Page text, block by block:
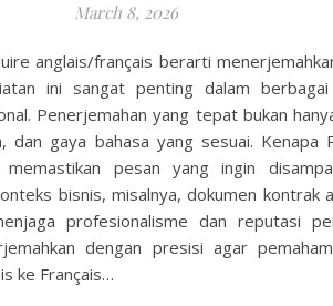
March 8, 2026
anglais/français berarti
ini sangat penting dalam
Penerjemahan yang tepat bukan
dan gaya bahasa yang sesuai. Kenapa
memastikan pesan yang ingin
bisnis, misalnya, dokumen kontrak
profesionalisme dan reputasi
dengan presisi agar
ke Français…